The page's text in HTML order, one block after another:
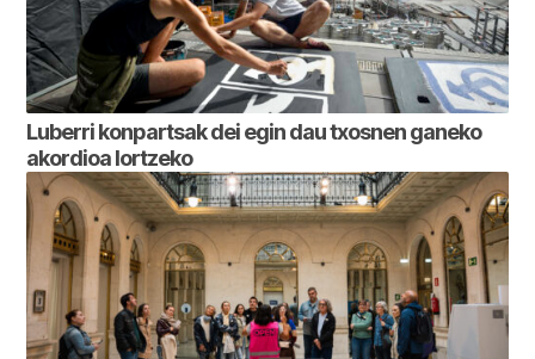
Luberri konpartsak dei egin dau txosnen ganeko
akordioa lortzeko